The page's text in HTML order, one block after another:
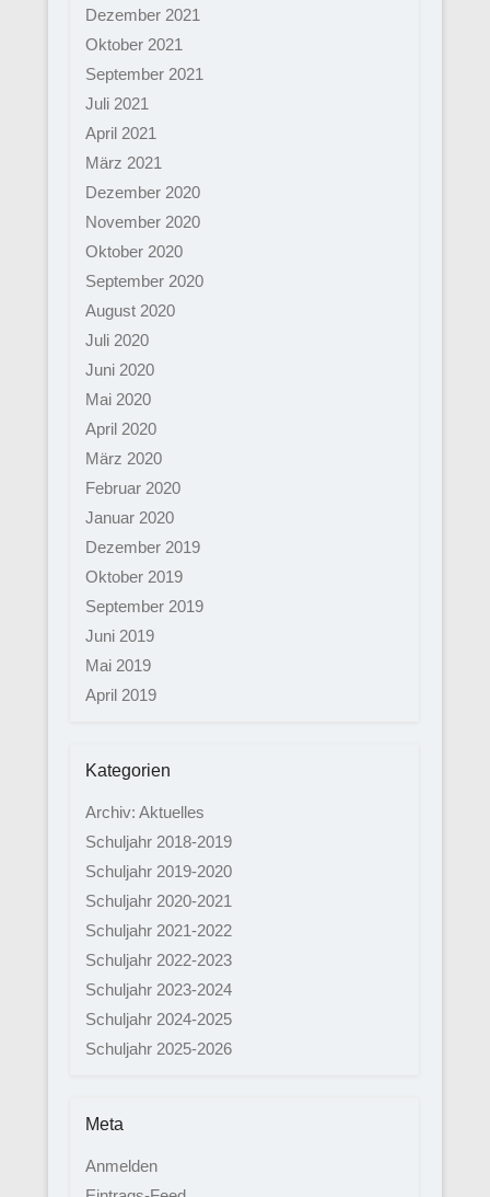
Dezember 2021
Oktober 2021
September 2021
Juli 2021
April 2021
März 2021
Dezember 2020
November 2020
Oktober 2020
September 2020
August 2020
Juli 2020
Juni 2020
Mai 2020
April 2020
März 2020
Februar 2020
Januar 2020
Dezember 2019
Oktober 2019
September 2019
Juni 2019
Mai 2019
April 2019
Kategorien
Archiv: Aktuelles
Schuljahr 2018-2019
Schuljahr 2019-2020
Schuljahr 2020-2021
Schuljahr 2021-2022
Schuljahr 2022-2023
Schuljahr 2023-2024
Schuljahr 2024-2025
Schuljahr 2025-2026
Meta
Anmelden